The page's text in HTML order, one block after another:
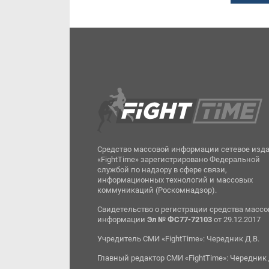
Средство массовой информации сетевое
«FightTime» зарегистрировано Федеральной
службой по надзору в сфере связи,
информационных технологий и массовых
коммуникаций (Роскомнадзор).
Свидетельство о регистрации средства
информацииЭл № ФС77-72103 от 29.12.2017
Учредитель СМИ «FightTime»: Чередник Д.В.
Главный редактор СМИ «FightTime»: Чередник